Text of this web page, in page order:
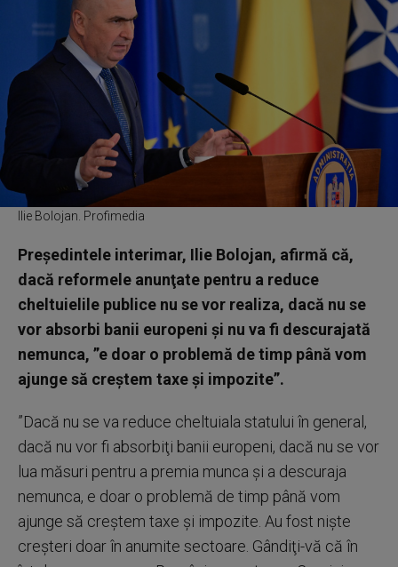
Ilie Bolojan. Profimedia
Preşedintele interimar, Ilie Bolojan, afirmă că,
dacă reformele anunţate pentru a reduce
cheltuielile publice nu se vor realiza, dacă nu se
vor absorbi banii europeni şi nu va fi descurajată
nemunca, ”e doar o problemă de timp până vom
ajunge să creştem taxe şi impozite”.
”Dacă nu se va reduce cheltuiala statului în general,
dacă nu vor fi absorbiţi banii europeni, dacă nu se vor
lua măsuri pentru a premia munca şi a descuraja
nemunca, e doar o problemă de timp până vom
ajunge să creştem taxe şi impozite. Au fost nişte
creşteri doar în anumite sectoare. Gândiţi-vă că în